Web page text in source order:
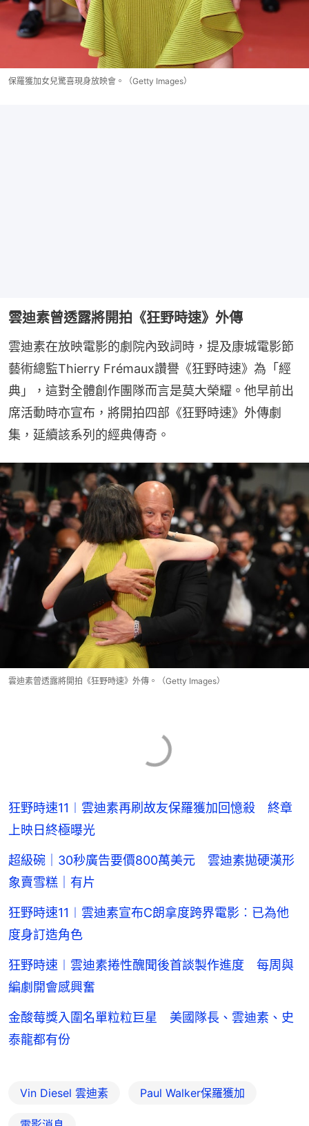
保羅獲加女兒驚喜現身放映會。（Getty Images）
雲迪素曾透露將開拍《狂野時速》外傳
雲迪素在放映電影的劇院內致詞時，提及康城電影節
藝術總監Thierry Frémaux讚譽《狂野時速》為「經
典」，這對全體創作團隊而言是莫大榮耀。他早前出
席活動時亦宣布，將開拍四部《狂野時速》外傳劇
集，延續該系列的經典傳奇。
雲迪素曾透露將開拍《狂野時速》外傳。（Getty Images）
狂野時速11︱雲迪素再刷故友保羅獲加回憶殺 終章
上映日終極曝光
超級碗｜30秒廣告要價800萬美元 雲迪素拋硬漢形
象賣雪糕｜有片
狂野時速11︱雲迪素宣布C朗拿度跨界電影︰已為他
度身訂造角色
狂野時速︱雲迪素捲性醜聞後首談製作進度 每周與
編劇開會感興奮
金酸莓獎入圍名單粒粒巨星 美國隊長、雲迪素、史
泰龍都有份
Vin Diesel 雲迪素 Paul Walker保羅獲加